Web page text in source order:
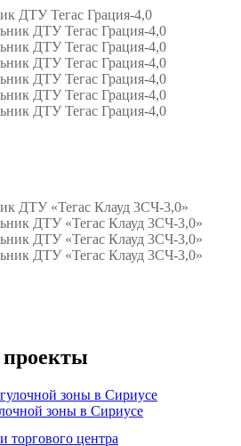
ДТУ Тегас Грация-4,0
ДТУ «Тегас Клауд 3СЧ-3,0»
проекты
зоны в Сириусе